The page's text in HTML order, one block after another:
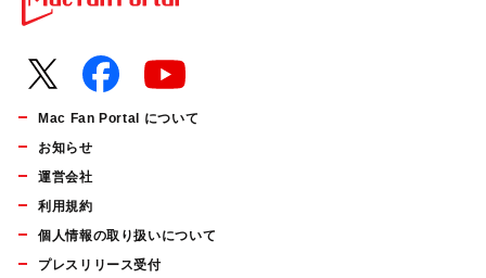
Mac Fan Portal について
お知らせ
運営会社
利用規約
個人情報の取り扱いについて
プレスリリース受付